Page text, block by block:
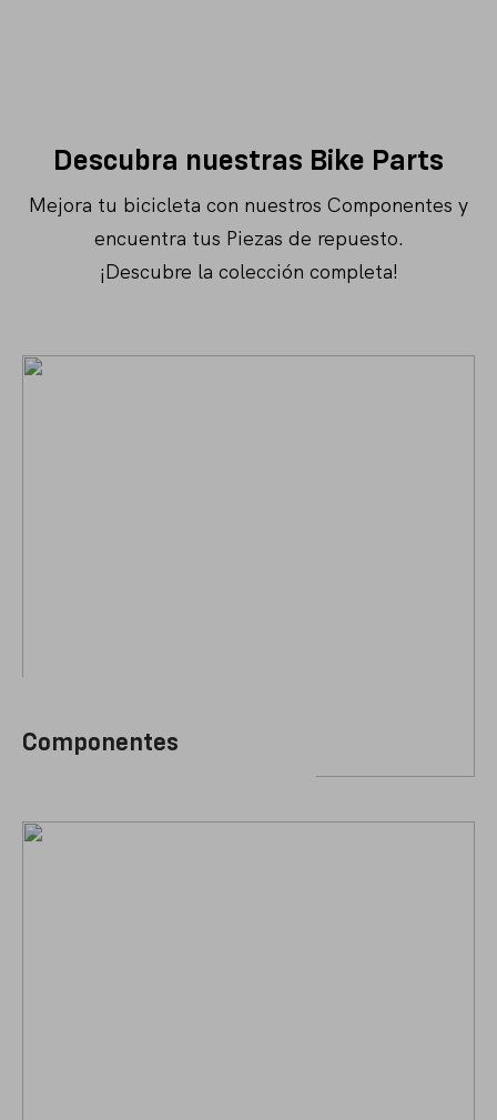
Descubra nuestras Bike Parts
Mejora tu bicicleta con nuestros Componentes y
encuentra tus Piezas de repuesto.
¡Descubre la colección completa!
Componentes